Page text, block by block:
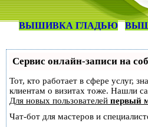
ВЫШИВКА ГЛАДЬЮ
Сервис онлайн-записи на
Тот, кто работает в сфере услуг,
клиентам о визитах тоже. Нашли
Для новых пользователей первый
Чат-бот для мастеров и